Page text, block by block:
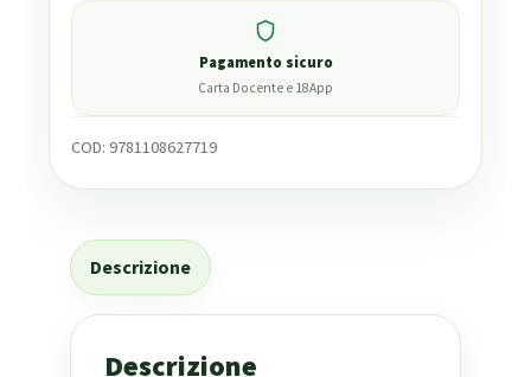
Pagamento sicuro
Carta Docente e 18App
COD: 9781108627719
Descrizione
Descrizione